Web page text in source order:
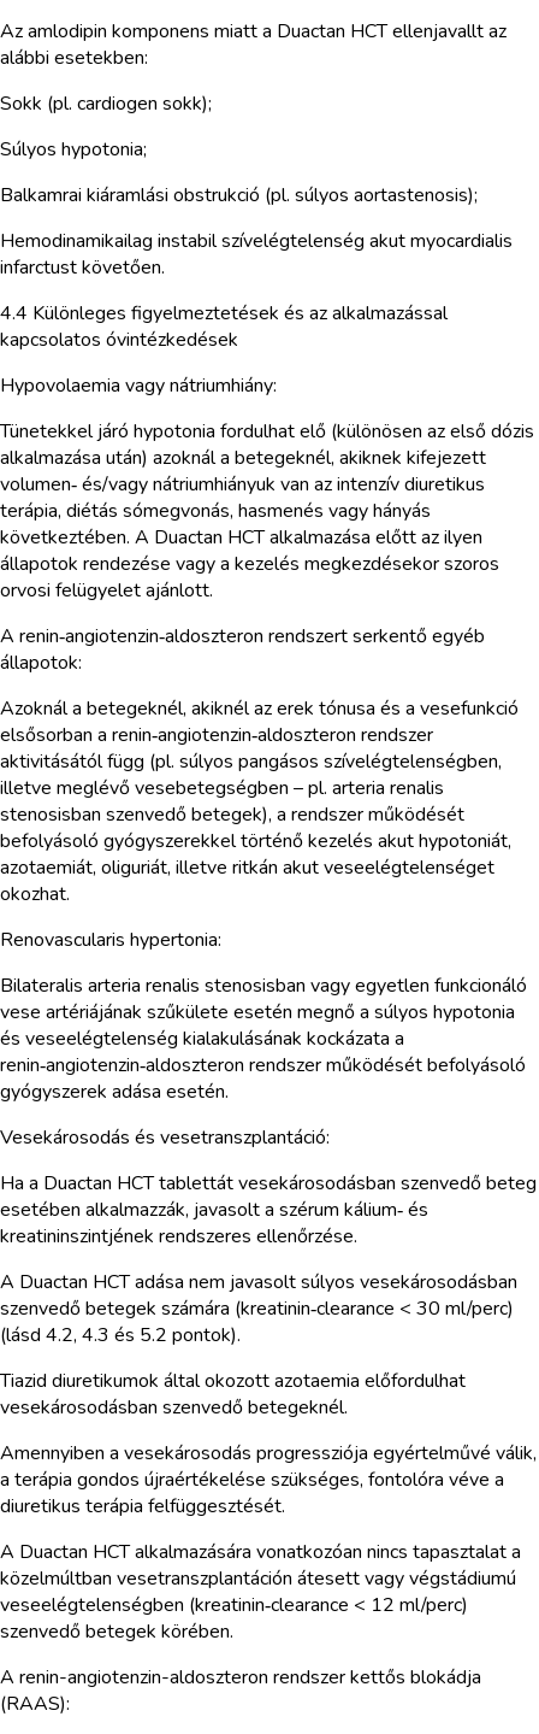
Az amlodipin komponens miatt a Duactan HCT ellenjavallt az
alábbi esetekben:
Sokk (pl. cardiogen sokk);
Súlyos hypotonia;
Balkamrai kiáramlási obstrukció (pl. súlyos aortastenosis);
Hemodinamikailag instabil szívelégtelenség akut myocardialis
infarctust követően.
4.4 Különleges figyelmeztetések és az alkalmazással
kapcsolatos óvintézkedések
Hypovolaemia vagy nátriumhiány:
Tünetekkel járó hypotonia fordulhat elő (különösen az első dózis
alkalmazása után) azoknál a betegeknél, akiknek kifejezett
volumen‑ és/vagy nátriumhiányuk van az intenzív diuretikus
terápia, diétás sómegvonás, hasmenés vagy hányás
következtében. A Duactan HCT alkalmazása előtt az ilyen
állapotok rendezése vagy a kezelés megkezdésekor szoros
orvosi felügyelet ajánlott.
A renin‑angiotenzin‑aldoszteron rendszert serkentő egyéb
állapotok:
Azoknál a betegeknél, akiknél az erek tónusa és a vesefunkció
elsősorban a renin‑angiotenzin‑aldoszteron rendszer
aktivitásától függ (pl. súlyos pangásos szívelégtelenségben,
illetve meglévő vesebetegségben – pl. arteria renalis
stenosisban szenvedő betegek), a rendszer működését
befolyásoló gyógyszerekkel történő kezelés akut hypotoniát,
azotaemiát, oliguriát, illetve ritkán akut veseelégtelenséget
okozhat.
Renovascularis hypertonia:
Bilateralis arteria renalis stenosisban vagy egyetlen funkcionáló
vese artériájának szűkülete esetén megnő a súlyos hypotonia
és veseelégtelenség kialakulásának kockázata a
renin‑angiotenzin‑aldoszteron rendszer működését befolyásoló
gyógyszerek adása esetén.
Vesekárosodás és vesetranszplantáció:
Ha a Duactan HCT tablettát vesekárosodásban szenvedő beteg
esetében alkalmazzák, javasolt a szérum kálium‑ és
kreatininszintjének rendszeres ellenőrzése.
A Duactan HCT adása nem javasolt súlyos vesekárosodásban
szenvedő betegek számára (kreatinin‑clearance < 30 ml/perc)
(lásd 4.2, 4.3 és 5.2 pontok).
Tiazid diuretikumok által okozott azotaemia előfordulhat
vesekárosodásban szenvedő betegeknél.
Amennyiben a vesekárosodás progressziója egyértelművé válik,
a terápia gondos újraértékelése szükséges, fontolóra véve a
diuretikus terápia felfüggesztését.
A Duactan HCT alkalmazására vonatkozóan nincs tapasztalat a
közelmúltban vesetranszplantáción átesett vagy végstádiumú
veseelégtelenségben (kreatinin‑clearance < 12 ml/perc)
szenvedő betegek körében.
A renin-angiotenzin-aldoszteron rendszer kettős blokádja
(RAAS):